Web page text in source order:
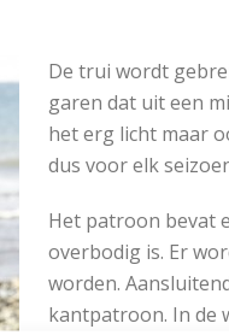
De trui wordt
garen dat uit een
het erg licht maar
dus voor elk
Het patroon bevat
overbodig is. Er
worden.
kantpatroon. In de